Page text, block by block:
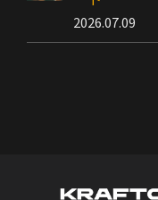
2026.07.09